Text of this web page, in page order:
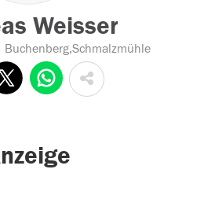
Weisser
Buchenberg,Schmalzmühle